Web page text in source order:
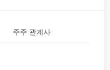
주주 관계사